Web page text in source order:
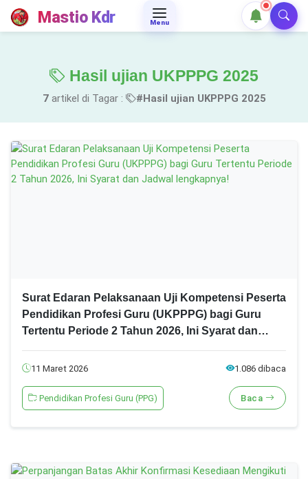
Mastio Kdr Menu
Hasil ujian UKPPPG 2025
7artikel di Tagar : #Hasil ujian UKPPPG 2025
Surat Edaran Pelaksanaan Uji Kompetensi Peserta
Pendidikan Profesi Guru (UKPPPG) bagi Guru
Tertentu Periode 2 Tahun 2026, Ini Syarat dan
11 Maret 2026 1.086 dibaca
Pendidikan Profesi Guru (PPG) Baca